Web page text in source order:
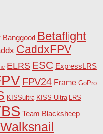
Banggood Betaflight
CaddxFPV
ELRS ESC ExpressLRS
FPV24 Frame GoPro
KISSultra KISS Ultra LRS
Team Blacksheep
Walksnail